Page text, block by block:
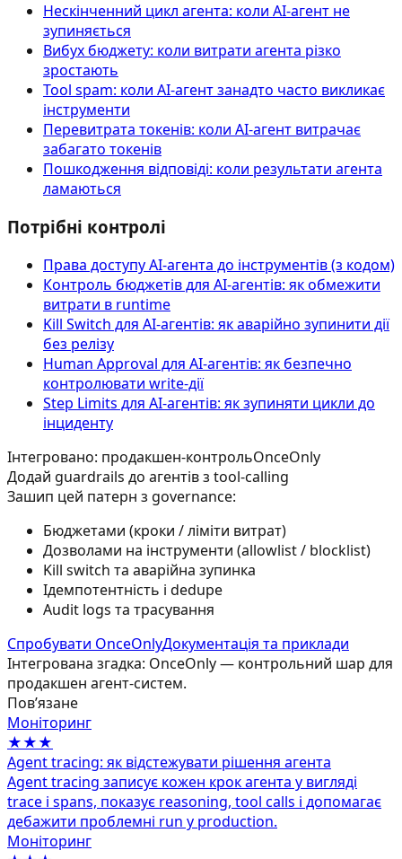
Нескінченний цикл агента: коли AI-агент не
зупиняється
Вибух бюджету: коли витрати агента різко
зростають
Tool spam: коли AI-агент занадто часто викликає
інструменти
Перевитрата токенів: коли AI-агент витрачає
забагато токенів
Пошкодження відповіді: коли результати агента
ламаються
Потрібні контролі
Права доступу AI‑агента до інструментів (з кодом)
Контроль бюджетів для AI-агентів: як обмежити
витрати в runtime
Kill Switch для AI-агентів: як аварійно зупинити дії
без релізу
Human Approval для AI-агентів: як безпечно
контролювати write-дії
Step Limits для AI-агентів: як зупиняти цикли до
інциденту
Інтегровано: продакшен-контрольOnceOnly
Додай guardrails до агентів з tool-calling
Зашип цей патерн з governance:
Бюджетами (кроки / ліміти витрат)
Дозволами на інструменти (allowlist / blocklist)
Kill switch та аварійна зупинка
Ідемпотентність і dedupe
Audit logs та трасування
Спробувати OnceOnlyДокументація та приклади
Інтегрована згадка: OnceOnly — контрольний шар для
продакшен агент-систем.
Повʼязане
Моніторинг
★★★
Agent tracing: як відстежувати рішення агента
Agent tracing записує кожен крок агента у вигляді
trace і spans, показує reasoning, tool calls і допомагає
дебажити проблемні run у production.
Моніторинг